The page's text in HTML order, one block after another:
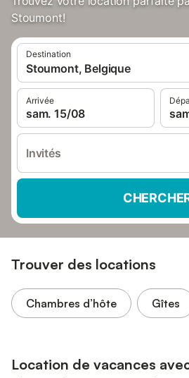
Stoumont!
Destination
Stoumont, Belgique
Arrivée
sam. 15/08
Invités
Trouver des locations
Chambres d’hôte Gîtes
Location de vacances